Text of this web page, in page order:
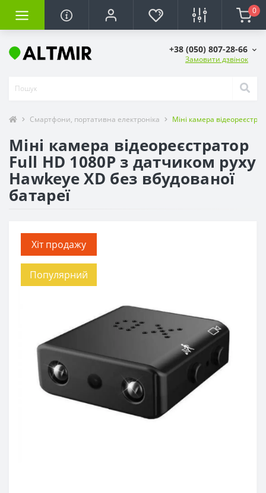
0
+38 (050) 807-28-66
Замовити дзвінок
Смартфони, портативна електроніка Міні камера
Міні камера відеореєстратор
Full HD 1080P з датчиком руху
Hawkeye XD без вбудованої
батареї
Хіт продажу
Популярний